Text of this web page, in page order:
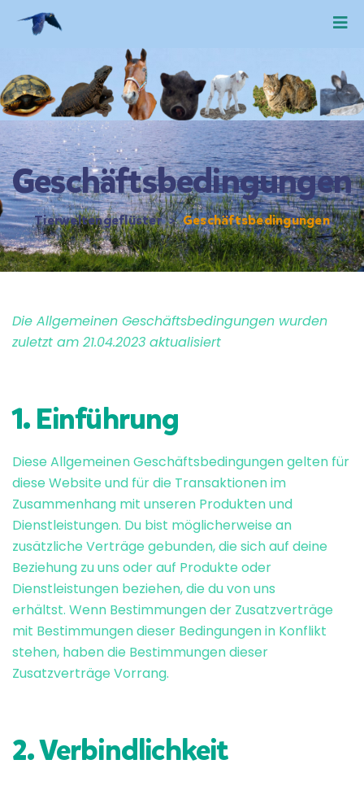
Geschäftsbedingungen
Tierweltengeflüster > Geschäftsbedingungen
Die Allgemeinen Geschäftsbedingungen wurden
zuletzt am 21.04.2023 aktualisiert
1. Einführung
Diese Allgemeinen Geschäftsbedingungen gelten für
diese Website und für die Transaktionen im
Zusammenhang mit unseren Produkten und
Dienstleistungen. Du bist möglicherweise an
zusätzliche Verträge gebunden, die sich auf deine
Beziehung zu uns oder auf Produkte oder
Dienstleistungen beziehen, die du von uns
erhältst. Wenn Bestimmungen der Zusatzverträge
mit Bestimmungen dieser Bedingungen in Konflikt
stehen, haben die Bestimmungen dieser
Zusatzverträge Vorrang.
2. Verbindlichkeit